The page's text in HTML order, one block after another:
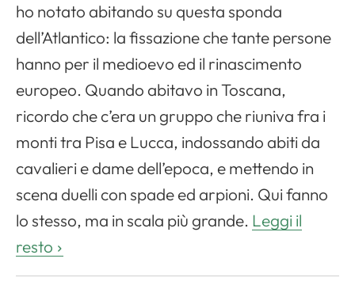
ho notato abitando su questa sponda
dell’Atlantico: la fissazione che tante persone
hanno per il medioevo ed il rinascimento
europeo. Quando abitavo in Toscana,
ricordo che c’era un gruppo che riuniva fra i
monti tra Pisa e Lucca, indossando abiti da
cavalieri e dame dell’epoca, e mettendo in
scena duelli con spade ed arpioni. Qui fanno
lo stesso, ma in scala più grande. Leggi il
resto